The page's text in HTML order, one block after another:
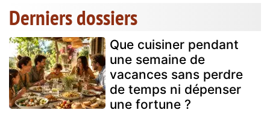
Derniers dossiers
Que cuisiner pendant
une semaine de
vacances sans perdre
de temps ni dépenser
une fortune ?